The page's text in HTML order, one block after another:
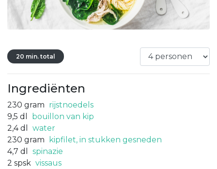
20 min. total
Ingrediënten
230 gram rijstnoedels
9,5 dl
bouillon van kip
2,4 dl
water
230 gram
kipfilet, in stukken gesneden
4,7 dl
spinazie
2 spsk vissaus